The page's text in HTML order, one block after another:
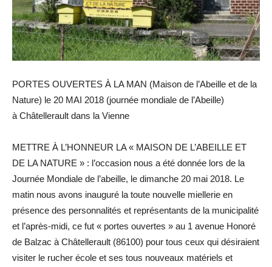
PORTES OUVERTES À LA MAN (Maison de l’Abeille et de la
Nature) le 20 MAI 2018 (journée mondiale de l’Abeille)
à Châtellerault dans la Vienne
METTRE À L’HONNEUR LA « MAISON DE L’ABEILLE ET
DE LA NATURE » : l’occasion nous a été donnée lors de la
Journée Mondiale de l’abeille, le dimanche 20 mai 2018. Le
matin nous avons inauguré la toute nouvelle miellerie en
présence des personnalités et représentants de la municipalité
et l’après-midi, ce fut « portes ouvertes » au 1 avenue Honoré
de Balzac à Châtellerault (86100) pour tous ceux qui désiraient
visiter le rucher école et ses tous nouveaux matériels et